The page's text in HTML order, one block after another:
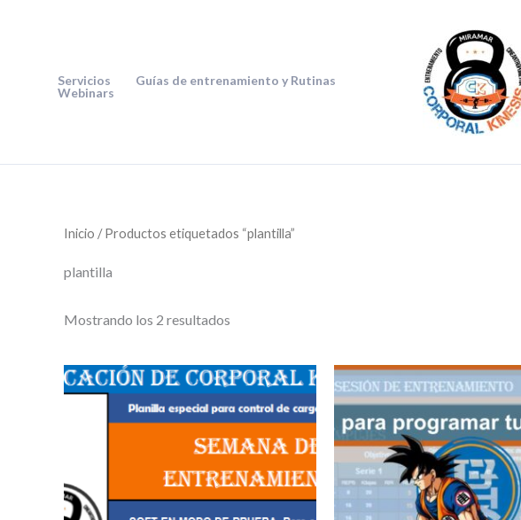
Servicios
Guías de entrenamiento y Rutinas
Webinars
Inicio / Productos etiquetados “plantilla”
plantilla
Mostrando los 2 resultados